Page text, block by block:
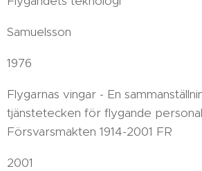
Samuelsson
1976
Flygarnas vingar - En
tjänstetecken för flygande
Försvarsmakten 1914-2001 FR
2001